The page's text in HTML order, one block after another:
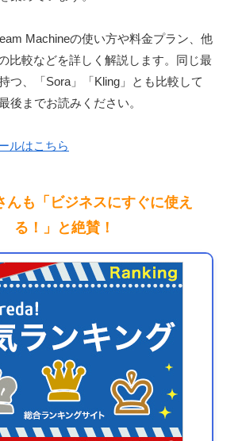
Machineの使い方や料金プラン、他
比較などを詳しく解説します。同じ最
つ、「Sora」「Kling」とも比較して
後までお読みください。
ルはこちら
んも「ビジネスにすぐに使え
る！」と絶賛！